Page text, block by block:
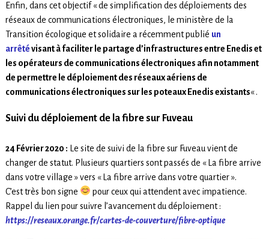
Enfin, dans cet objectif « de simplification des déploiements des
réseaux de communications électroniques, le ministère de la
Transition écologique et solidaire a récemment publié un
arrêtévisant à faciliter le partage d’infrastructures entre Enedis et
les opérateurs de communications électroniques afin notamment
de permettre le déploiement des réseaux aériens de
communications électroniques sur les poteaux Enedis existants« .
Suivi du déploiement de la fibre sur Fuveau
24 Février 2020 : Le site de suivi de la fibre sur Fuveau vient de
changer de statut. Plusieurs quartiers sont passés de « La fibre arrive
dans votre village » vers « La fibre arrive dans votre quartier ».
C’est très bon signe
pour ceux qui attendent avec impatience.
Rappel du lien pour suivre l’avancement du déploiement :
https://reseaux.orange.fr/cartes-de-couverture/fibre-optique